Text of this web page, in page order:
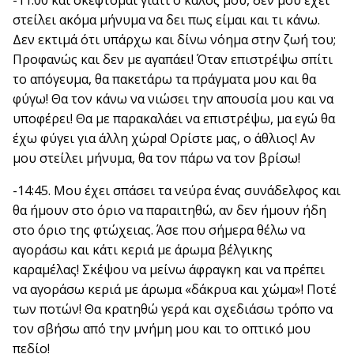
στείλει ακόμα μήνυμα να δει πως είμαι και τι κάνω.
Δεν εκτιμά ότι υπάρχω και δίνω νόημα στην ζωή του;
Προφανώς και δεν με αγαπάει! Όταν επιστρέψω σπίτι
το απόγευμα, θα πακετάρω τα πράγματα μου και θα
φύγω! Θα τον κάνω να νιώσει την απουσία μου και να
υποφέρει! Θα με παρακαλάει να επιστρέψω, μα εγώ θα
έχω φύγει για άλλη χώρα! Ορίστε μας, ο άθλιος! Αν
μου στείλει μήνυμα, θα τον πάρω να τον βρίσω!
-14:45. Μου έχει σπάσει τα νεύρα ένας συνάδελφος και
θα ήμουν στο όριο να παραιτηθώ, αν δεν ήμουν ήδη
στο όριο της φτώχειας. Άσε που σήμερα θέλω να
αγοράσω και κάτι κεριά με άρωμα βέλγικης
καραμέλας! Σκέψου να μείνω άφραγκη και να πρέπει
να αγοράσω κεριά με άρωμα «δάκρυα και χώμα»! Ποτέ
των ποτών! Θα κρατηθώ γερά και σχεδιάσω τρόπο να
τον σβήσω από την μνήμη μου και το οπτικό μου
πεδίο!